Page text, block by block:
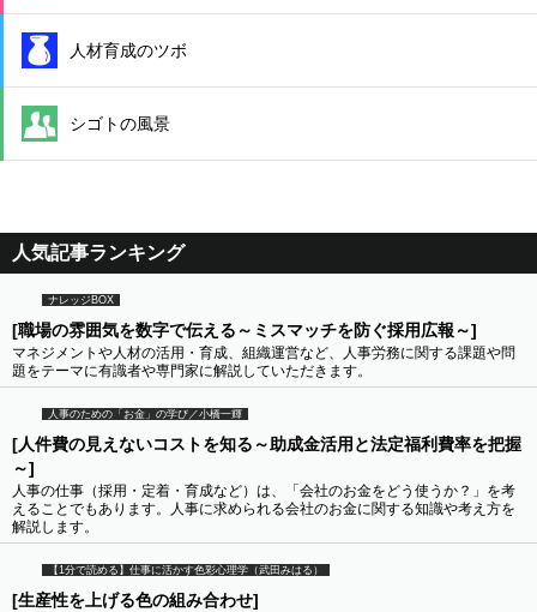
人材育成のツボ
シゴトの風景
人気記事ランキング
ナレッジBOX
[職場の雰囲気を数字で伝える～ミスマッチを防ぐ採用広報～]
マネジメントや人材の活用・育成、組織運営など、人事労務に関する課題や問
題をテーマに有識者や専門家に解説していただきます。
人事のための「お金」の学び／小橋一輝
[人件費の見えないコストを知る～助成金活用と法定福利費率を把握
～]
人事の仕事（採用・定着・育成など）は、「会社のお金をどう使うか？」を考
えることでもあります。人事に求められる会社のお金に関する知識や考え方を
解説します。
【1分で読める】仕事に活かす色彩心理学（武田みはる）
[生産性を上げる色の組み合わせ]